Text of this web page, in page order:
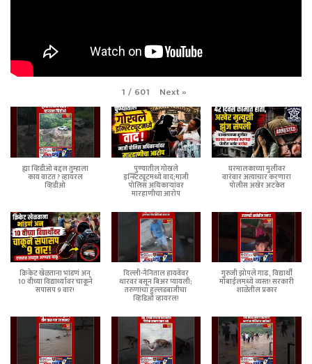
1 / 601 Next»
ह्या व्हिडीओ बद्दल तुम्हाला
काय वाटत ? व्हायरल
व्हिडीओ
पुण्यातील गोखले
इन्स्टिट्यूटमध्ये वाद;माजी
पोलिस अधिकाऱ्यांवर
मारहाणीचा आरोप
घरमालकाच्या मुलीवर
वारंवार अत्याचार करणारा
पोलीस अखेर अटकेत
क्रिकेट खेळताना भांडणं अन्
10 वीच्या विद्यार्थ्यावर चाकूने
सपासप 9 वार!
दिल्ली-नैनिताल हायवेवर
थारवर बसून बिअर प्यायली;
तरुणांचा हुल्लडबाजीचा
व्हिडिओ व्हायरल!
गुरुजी झोपले गाढ, विद्यार्थी
मोबाईलमध्ये व्यस्त! सरकारी
शाळेतील प्रकार